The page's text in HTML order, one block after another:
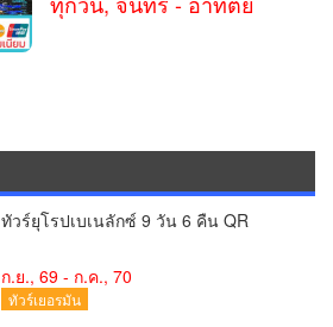
ทัวร์ยุโรปเบเนลักซ์ 9 วัน 6 คืน QR
ก.ย., 69 - ก.ค., 70
ทัวร์เยอรมัน